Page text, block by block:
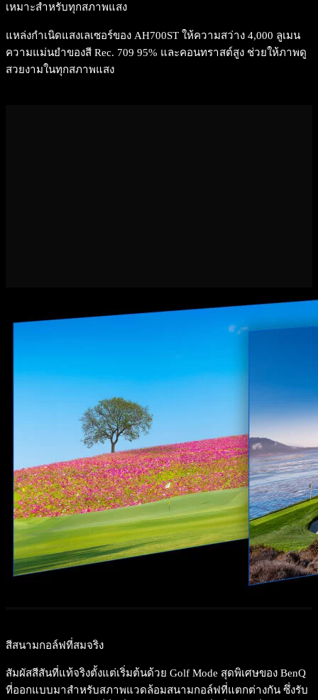
เหมาะสำหรับทุกสภาพแสง
แหล่งกำเนิดแสงเลเซอร์ของ AH700ST ให้ความสว่าง 4,000 ลูเมน
ความแม่นยำของสี Rec. 709 95% และคอนทราสต์สูง ช่วยให้ภาพดู
สวยงามในทุกสภาพแสง
สีสนามกอล์ฟที่สมจริง
สัมผัสสีสันที่แท้จริงตั้งแต่เริ่มต้นด้วย Golf Mode สุดพิเศษของ BenQ
ที่ออกแบบมาสำหรับสภาพแวดล้อมสนามกอล์ฟที่แตกต่างกัน ซึ่งรับ